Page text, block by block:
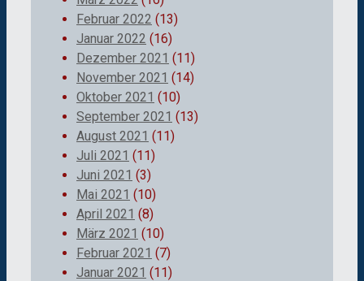
Februar 2022 (13)
Januar 2022 (16)
Dezember 2021 (11)
November 2021 (14)
Oktober 2021 (10)
September 2021 (13)
August 2021 (11)
Juli 2021 (11)
Juni 2021 (3)
Mai 2021 (10)
April 2021 (8)
März 2021 (10)
Februar 2021 (7)
Januar 2021 (11)